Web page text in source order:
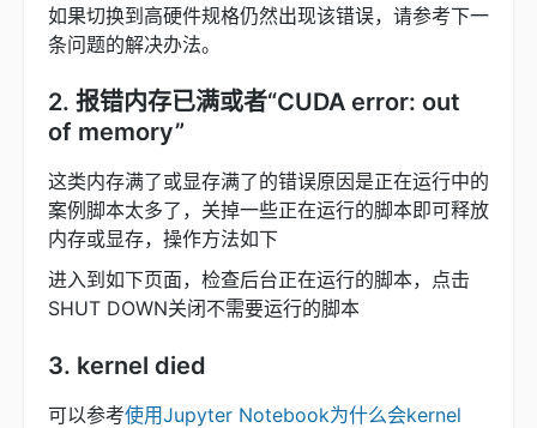
如果切换到高硬件规格仍然出现该错误，请参考下一
条问题的解决办法。
2. 报错内存已满或者“CUDA error: out
of memory”
这类内存满了或显存满了的错误原因是正在运行中的
案例脚本太多了，关掉一些正在运行的脚本即可释放
内存或显存，操作方法如下
进入到如下页面，检查后台正在运行的脚本，点击
SHUT DOWN关闭不需要运行的脚本
3. kernel died
可以参考使用Jupyter Notebook为什么会kernel